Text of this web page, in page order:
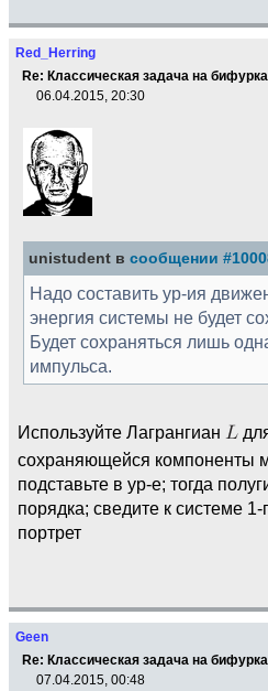
Red_Herring
Re: Классическая задача на
06.04.2015, 20:30
unistudent в сообщении
Надо составить ур-ия
энергия системы не будет
Будет сохраняться лишь
импульса.
Используйте Лагрангиан
сохраняющейся компоненты
подставьте в ур-е; тогда
порядка; сведите к системе
портрет
Geen
Re: Классическая задача на
07.04.2015, 00:48